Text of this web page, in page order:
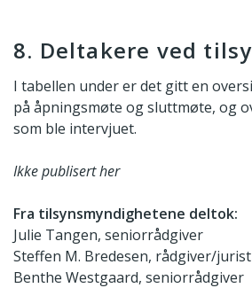
8. Deltakere ved
I tabellen under er det gitt en
på åpningsmøte og sluttmøte, og
som ble intervjuet.
Ikke publisert her
Fra tilsynsmyndighetene deltok:
Julie Tangen, seniorrådgiver
Steffen M. Bredesen, rådgiver/jurist
Benthe Westgaard, seniorrådgiver